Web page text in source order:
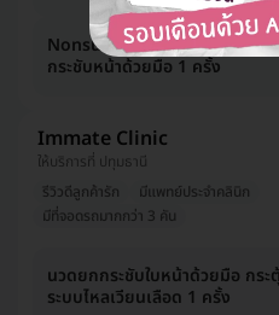
Nonsurgical Face Lift นวดยก
กระชับหน้าด้วยมือ 1 ครั้ง
Immate Clinic
ให้บริการที่ ปทุมธานี
รีวิวดีลูกค้ารัก
มีแพทย์ประจำคลินิก
มีที่จอดรถมากกว่า 3 คัน
นวดยกกระชับใบหน้าด้วยมือ กระ
ระบบไหลเวียนเลือด 1 ครั้ง